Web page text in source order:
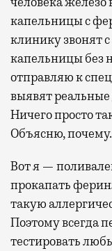
капельницы с
клинику звонят
капельницы без
отправляю к
выявят
Ничего просто
Объясню, почему.
Вот я —
прокапать
такую
Поэтому всегда
тестировать